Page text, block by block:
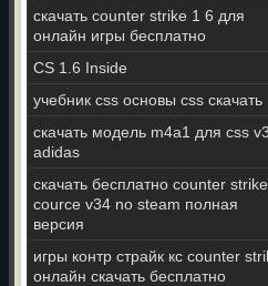
скачать counter strike 1 6 для
онлайн игры бесплатно
CS 1.6 Inside
учебник css основы css скачать
скачать модель m4a1 для css
adidas
скачать бесплатно counter strike
cource v34 no steam полная
версия
игры контр страйк кс counter
онлайн скачать бесплатно